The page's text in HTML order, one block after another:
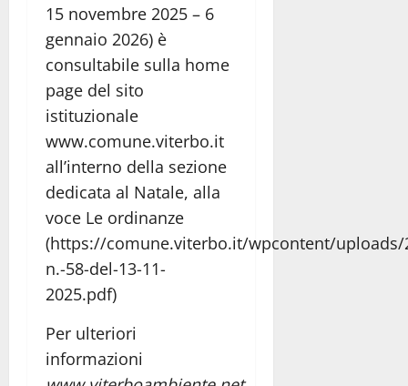
15 novembre 2025 – 6
gennaio 2026) è
consultabile sulla home
page del sito
istituzionale
www.comune.viterbo.it
all’interno della sezione
dedicata al Natale, alla
voce Le ordinanze
(https://comune.viterbo.it/wpcontent/uploads/
n.-58-del-13-11-
2025.pdf)
Per ulteriori
informazioni